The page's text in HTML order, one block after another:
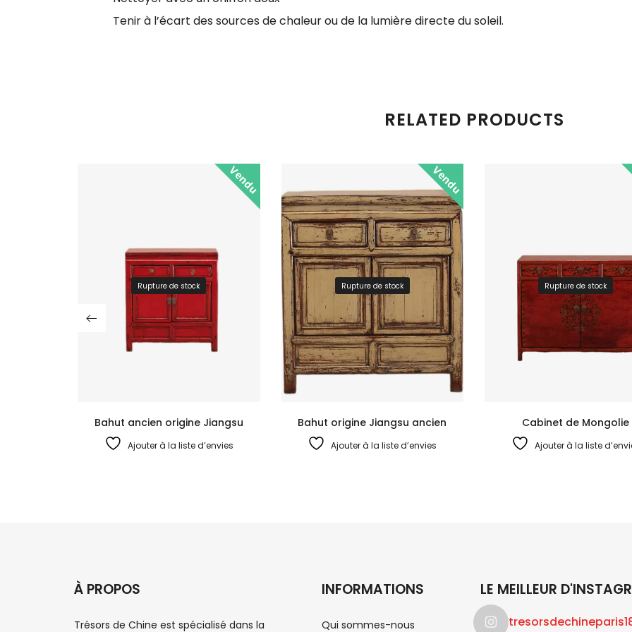
Tenir à l’écart des sources de chaleur ou de la lumière directe du soleil.
RELATED PRODUCTS
Vendu
Rupture de stock
Bahut ancien origine Jiangsu
Ajouter à la liste d’envies
Vendu
Rupture de stock
Bahut origine Jiangsu ancien
Ajouter à la liste d’envies
Rupture de stock
Cabinet de Mongolie
Ajouter à la liste
À PROPOS
Trésors de Chine est spécialisé dans la
INFORMATIONS
Qui sommes-nous
LE MEILLEUR